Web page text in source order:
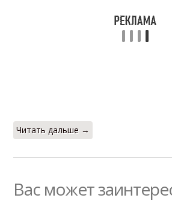
Читать дальше →
Вас может